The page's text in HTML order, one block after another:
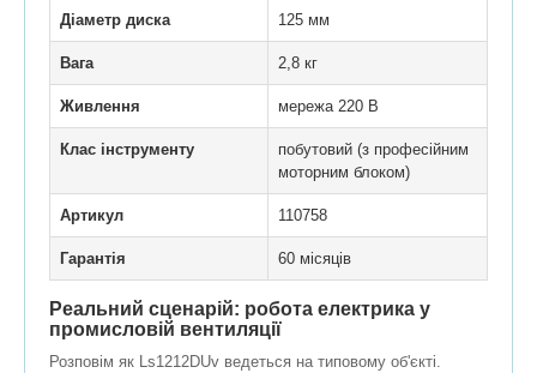
Діаметр диска 125 мм
Вага 2,8 кг
Живлення мережа 220 В
Клас інструменту
побутовий (з професійним
моторним блоком)
Артикул 110758
Гарантія 60 місяців
Реальний сценарій: робота електрика у
промисловій вентиляції
Розповім як Ls1212DUv ведеться на типовому об'єкті.